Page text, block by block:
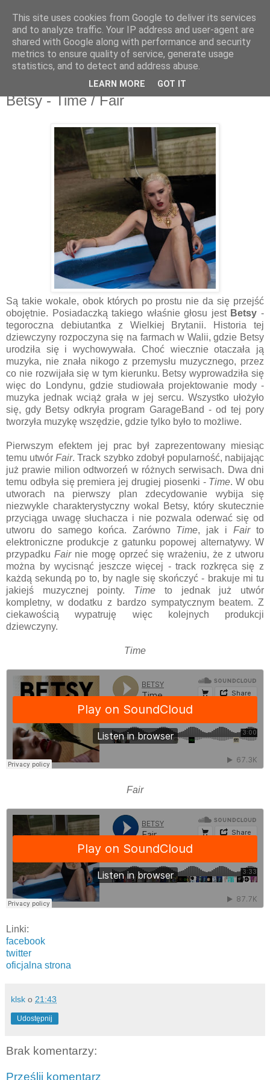
csgmblog
...music that's real...
sobota, 19 marca 2016
Betsy - Time / Fair
Są takie wokale, obok których po prostu nie da się przejść
obojętnie. Posiadaczką takiego właśnie głosu jest Betsy -
tegoroczna debiutantka z Wielkiej Brytanii. Historia tej
dziewczyny rozpoczyna się na farmach w Walii, gdzie Betsy
urodziła się i wychowywała. Choć wiecznie otaczała ją
muzyka, nie znała nikogo z przemysłu muzycznego, przez
co nie rozwijała się w tym kierunku. Betsy wyprowadziła się
więc do Londynu, gdzie studiowała projektowanie mody -
muzyka jednak wciąż grała w jej sercu. Wszystko ułożyło
się, gdy Betsy odkryła program GarageBand - od tej pory
tworzyła muzykę wszędzie, gdzie tylko było to możliwe.
Pierwszym efektem jej prac był zaprezentowany miesiąc
temu utwórFair. Track szybko zdobył popularność, nabijając
już prawie milion odtworzeń w różnych serwisach. Dwa dni
temu odbyła się premiera jej drugiej piosenki - Time. W obu
utworach na pierwszy plan zdecydowanie wybija się
niezwykle charakterystyczny wokal Betsy, który skutecznie
przyciąga uwagę słuchacza i nie pozwala oderwać się od
utworu do samego końca. Zarówno Time, jak iFairto
elektroniczne produkcje z gatunku popowej alternatywy. W
przypadku Fairnie mogę oprzeć się wrażeniu, że z utworu
można by wycisnąć jeszcze więcej - track rozkręca się z
każdą sekundą po to, by nagle się skończyć - brakuje mi tu
jakiejś muzycznej pointy. Time to jednak już utwór
kompletny, w dodatku z bardzo sympatycznym beatem. Z
ciekawością wypatruję więc kolejnych produkcji
dziewczyny.
Time
Fair
Linki:
facebook
twitter
oficjalna strona
klsk o 21:43
Udostępnij
Brak komentarzy:
Prześlij komentarz
This site uses cookies from Google to deliver its services
and to analyze traffic. Your IP address and user-agent are
shared with Google along with performance and security
metrics to ensure quality of service, generate usage
statistics, and to detect and address abuse.
LEARN MORE GOT IT